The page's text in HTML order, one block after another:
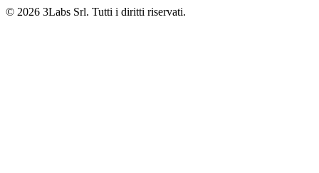
© 2026 3Labs Srl. Tutti i diritti riservati.